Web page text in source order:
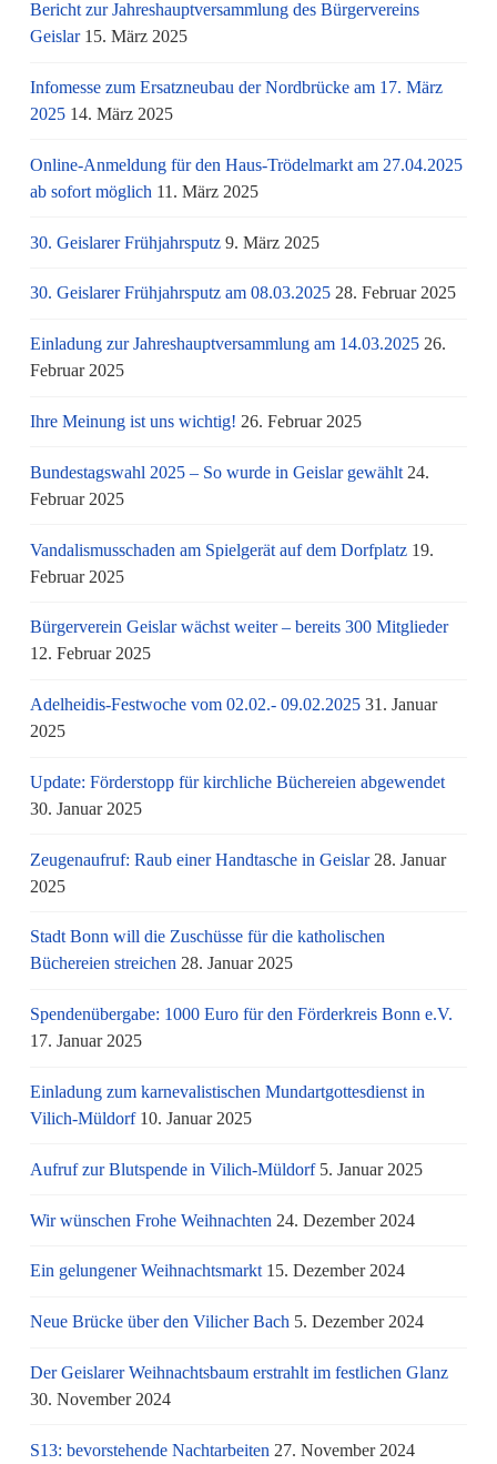
Bericht zur Jahreshauptversammlung des Bürgervereins
Geislar 15. März 2025
Infomesse zum Ersatzneubau der Nordbrücke am 17. März
2025 14. März 2025
Online-Anmeldung für den Haus-Trödelmarkt am 27.04.2025
ab sofort möglich 11. März 2025
30. Geislarer Frühjahrsputz 9. März 2025
30. Geislarer Frühjahrsputz am 08.03.2025 28. Februar 2025
Einladung zur Jahreshauptversammlung am 14.03.2025 26.
Februar 2025
Ihre Meinung ist uns wichtig! 26. Februar 2025
Bundestagswahl 2025 – So wurde in Geislar gewählt 24.
Februar 2025
Vandalismusschaden am Spielgerät auf dem Dorfplatz 19.
Februar 2025
Bürgerverein Geislar wächst weiter – bereits 300 Mitglieder
12. Februar 2025
Adelheidis-Festwoche vom 02.02.- 09.02.2025 31. Januar
2025
Update: Förderstopp für kirchliche Büchereien abgewendet
30. Januar 2025
Zeugenaufruf: Raub einer Handtasche in Geislar 28. Januar
2025
Stadt Bonn will die Zuschüsse für die katholischen
Büchereien streichen 28. Januar 2025
Spendenübergabe: 1000 Euro für den Förderkreis Bonn e.V.
17. Januar 2025
Einladung zum karnevalistischen Mundartgottesdienst in
Vilich-Müldorf 10. Januar 2025
Aufruf zur Blutspende in Vilich-Müldorf 5. Januar 2025
Wir wünschen Frohe Weihnachten 24. Dezember 2024
Ein gelungener Weihnachtsmarkt 15. Dezember 2024
Neue Brücke über den Vilicher Bach 5. Dezember 2024
Der Geislarer Weihnachtsbaum erstrahlt im festlichen Glanz
30. November 2024
S13: bevorstehende Nachtarbeiten 27. November 2024